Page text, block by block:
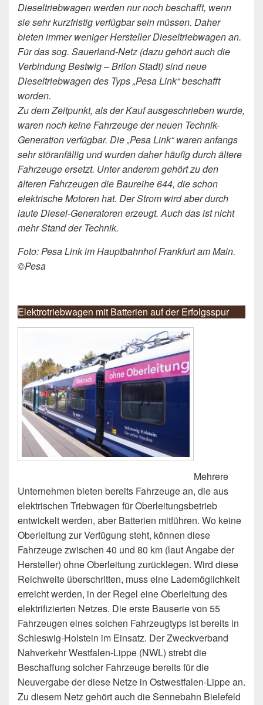
Dieseltriebwagen werden nur noch beschafft, wenn
sie sehr kurzfristig verfügbar sein müssen. Daher
bieten immer weniger Hersteller Dieseltriebwagen an.
Für das sog. Sauerland-Netz (dazu gehört auch die
Verbindung Bestwig – Brilon Stadt) sind neue
Dieseltriebwagen des Typs „Pesa Link“ beschafft
worden.
Zu dem Zeitpunkt, als der Kauf ausgeschrieben wurde,
waren noch keine Fahrzeuge der neuen Technik-
Generation verfügbar. Die „Pesa Link“ waren anfangs
sehr störanfällig und wurden daher häufig durch ältere
Fahrzeuge ersetzt. Unter anderem gehört zu den
älteren Fahrzeugen die Baureihe 644, die schon
elektrische Motoren hat. Der Strom wird aber durch
laute Diesel-Generatoren erzeugt. Auch das ist nicht
mehr Stand der Technik.
Foto: Pesa Link im Hauptbahnhof Frankfurt am Main.
©Pesa
Elektrotriebwagen mit Batterien auf der Erfolgsspur
Mehrere
Unternehmen bieten bereits Fahrzeuge an, die aus
elektrischen Triebwagen für Oberleitungsbetrieb
entwickelt werden, aber Batterien mitführen. Wo keine
Oberleitung zur Verfügung steht, können diese
Fahrzeuge zwischen 40 und 80 km (laut Angabe der
Hersteller) ohne Oberleitung zurücklegen. Wird diese
Reichweite überschritten, muss eine Lademöglichkeit
erreicht werden, in der Regel eine Oberleitung des
elektrifizierten Netzes. Die erste Bauserie von 55
Fahrzeugen eines solchen Fahrzeugtyps ist bereits in
Schleswig-Holstein im Einsatz. Der Zweckverband
Nahverkehr Westfalen-Lippe (NWL) strebt die
Beschaffung solcher Fahrzeuge bereits für die
Neuvergabe der diese Netze in Ostwestfalen-Lippe an.
Zu diesem Netz gehört auch die Sennebahn Bielefeld